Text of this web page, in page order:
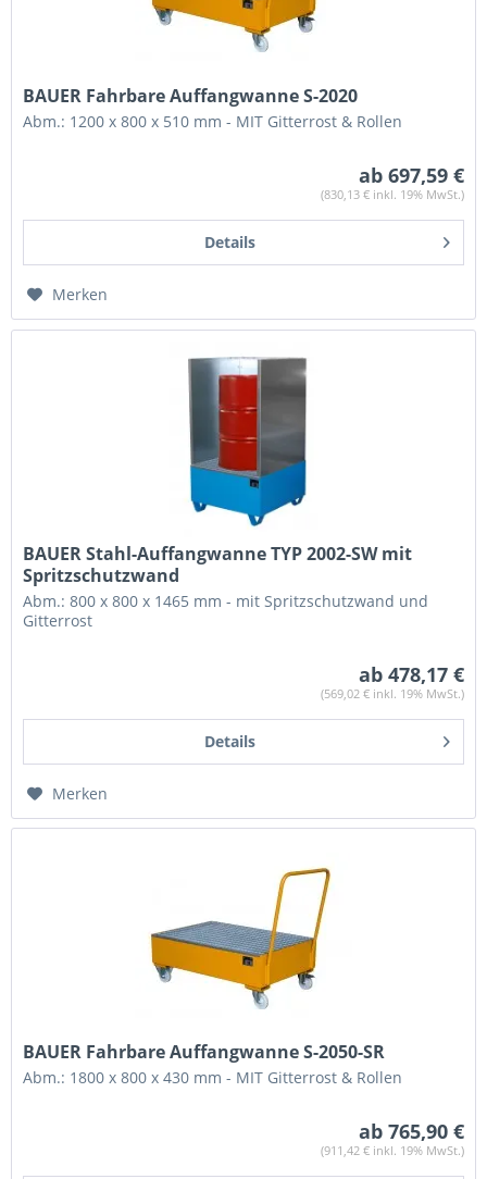
BAUER Fahrbare Auffangwanne S-2020
Abm.: 1200 x 800 x 510 mm - MIT Gitterrost & Rollen
ab 697,59 €
(830,13 € inkl. 19% MwSt.)
Details
Merken
BAUER Stahl-Auffangwanne TYP 2002-SW mit
Spritzschutzwand
Abm.: 800 x 800 x 1465 mm - mit Spritzschutzwand und
Gitterrost
ab 478,17 €
(569,02 € inkl. 19% MwSt.)
Details
Merken
BAUER Fahrbare Auffangwanne S-2050-SR
Abm.: 1800 x 800 x 430 mm - MIT Gitterrost & Rollen
ab 765,90 €
(911,42 € inkl. 19% MwSt.)